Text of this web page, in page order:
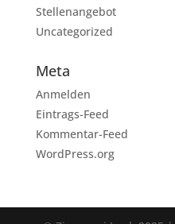
Stellenangebot
Uncategorized
Meta
Anmelden
Eintrags-Feed
Kommentar-Feed
WordPress.org